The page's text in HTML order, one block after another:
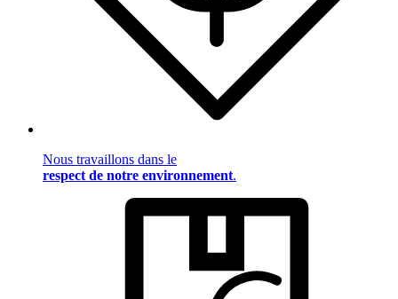
Nous travaillons dans le
respect de notre environnement.